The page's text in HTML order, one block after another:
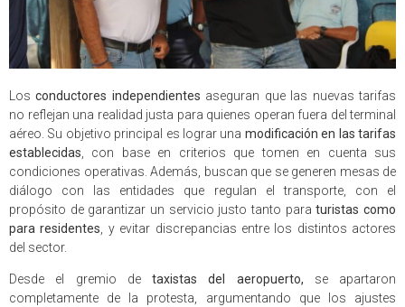
Losconductores independientes aseguran que las nuevas tarifas
no reflejan una realidad justa para quienes operan fuera del terminal
aéreo. Su objetivo principal es lograr una modificación en las tarifas
establecidas , con base en criterios que tomen en cuenta sus
condiciones operativas. Además, buscan que se generen mesas de
diálogo con las entidades que regulan el transporte, con el
propósito de garantizar un servicio justo tanto paraturistas como
para residentes , y evitar discrepancias entre los distintos actores
del sector.
Desde el gremio detaxistas del aeropuerto, se apartaron
completamente de la protesta, argumentando que los ajustes